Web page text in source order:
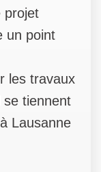
projet
un point
les travaux
tiennent
Lausanne